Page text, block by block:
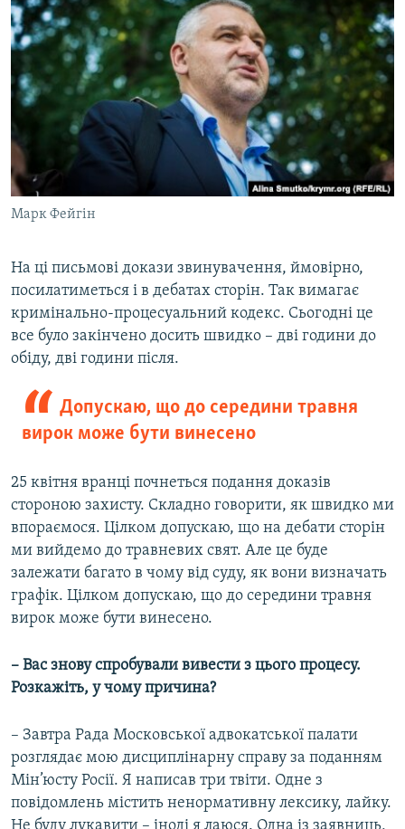
Марк Фейгін
На ці письмові докази звинувачення, ймовірно,
посилатиметься і в дебатах сторін. Так вимагає
кримінально-процесуальний кодекс. Сьогодні це
все було закінчено досить швидко – дві години до
обіду, дві години після.
Допускаю, що до середини травня
вирок може бути винесено
25 квітня вранці почнеться подання доказів
стороною захисту. Складно говорити, як швидко ми
впораємося. Цілком допускаю, що на дебати сторін
ми вийдемо до травневих свят. Але це буде
залежати багато в чому від суду, як вони визначать
графік. Цілком допускаю, що до середини травня
вирок може бути винесено.
– Вас знову спробували вивести з цього процесу.
Розкажіть, у чому причина?
– Завтра Рада Московської адвокатської палати
розглядає мою дисциплінарну справу за поданням
Мін’юсту Росії. Я написав три твіти. Одне з
повідомлень містить ненормативну лексику, лайку.